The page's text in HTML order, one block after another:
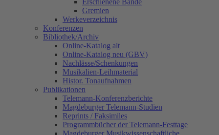
Erschienene Bände
Gremien
Werkeverzeichnis
Konferenzen
Bibliothek/Archiv
Online-Katalog alt
Online-Katalog neu (GBV)
Nachlässe/Schenkungen
Musikalien-Leihmaterial
Histor. Tonaufnahmen
Publikationen
Telemann-Konferenzberichte
Magdeburger Telemann-Studien
Reprints / Faksimiles
Programmbücher der Telemann-Festtage
Magdeburger Musikwissenschaftliche